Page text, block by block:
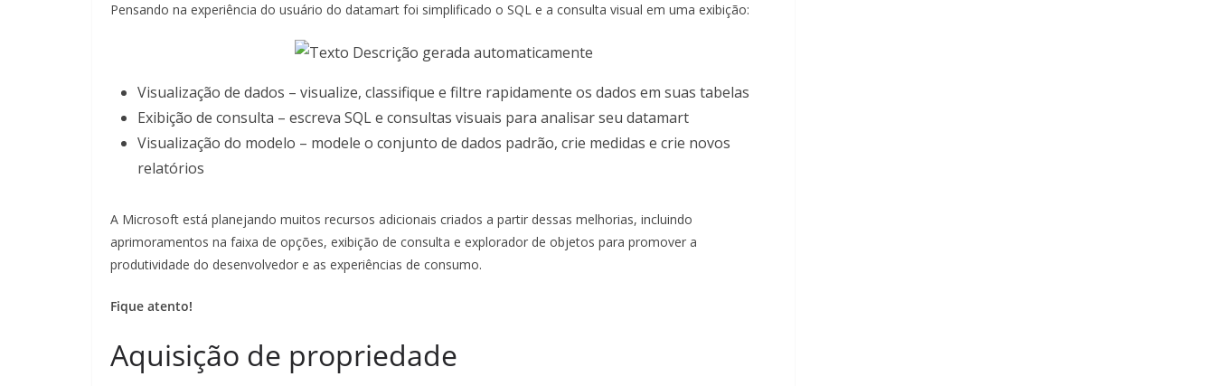
Pensando na experiência do usuário do datamart foi simplificado o SQL e a consulta visual em uma exibição:
Visualização de dados – visualize, classifique e filtre rapidamente os dados em suas tabelas
Exibição de consulta – escreva SQL e consultas visuais para analisar seu datamart
Visualização do modelo – modele o conjunto de dados padrão, crie medidas e crie novos
relatórios
A Microsoft está planejando muitos recursos adicionais criados a partir dessas melhorias, incluindo
aprimoramentos na faixa de opções, exibição de consulta e explorador de objetos para promover a
produtividade do desenvolvedor e as experiências de consumo.
Fique atento!
Aquisição de propriedade